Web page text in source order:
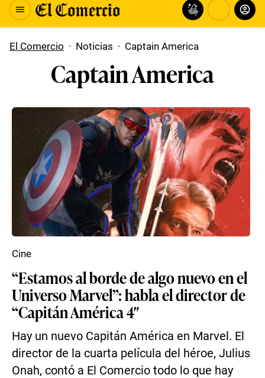
El Comercio · Noticias · Captain America
Captain America
“Estamos al borde de algo nuevo en el
Universo Marvel”: habla el director de
“Capitán América 4″
Hay un nuevo Capitán América en Marvel. El
director de la cuarta película del héroe, Julius
Onah, contó a El Comercio todo lo que hay
Cine